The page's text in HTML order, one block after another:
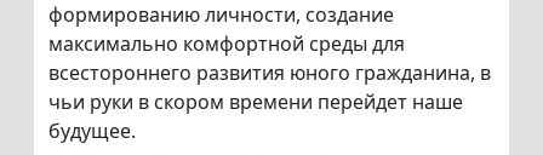
формированию личности, создание
максимально комфортной среды для
всестороннего развития юного гражданина, в
чьи руки в скором времени перейдет наше
будущее.